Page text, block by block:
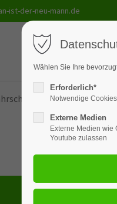
ist-der-neu-mann.de
Lehrmittel
Januar 2026
Wählen Sie Ihre
Erforderlich*
Notwendige
Externe Medien
Externe Medien wie
Youtube zulassen